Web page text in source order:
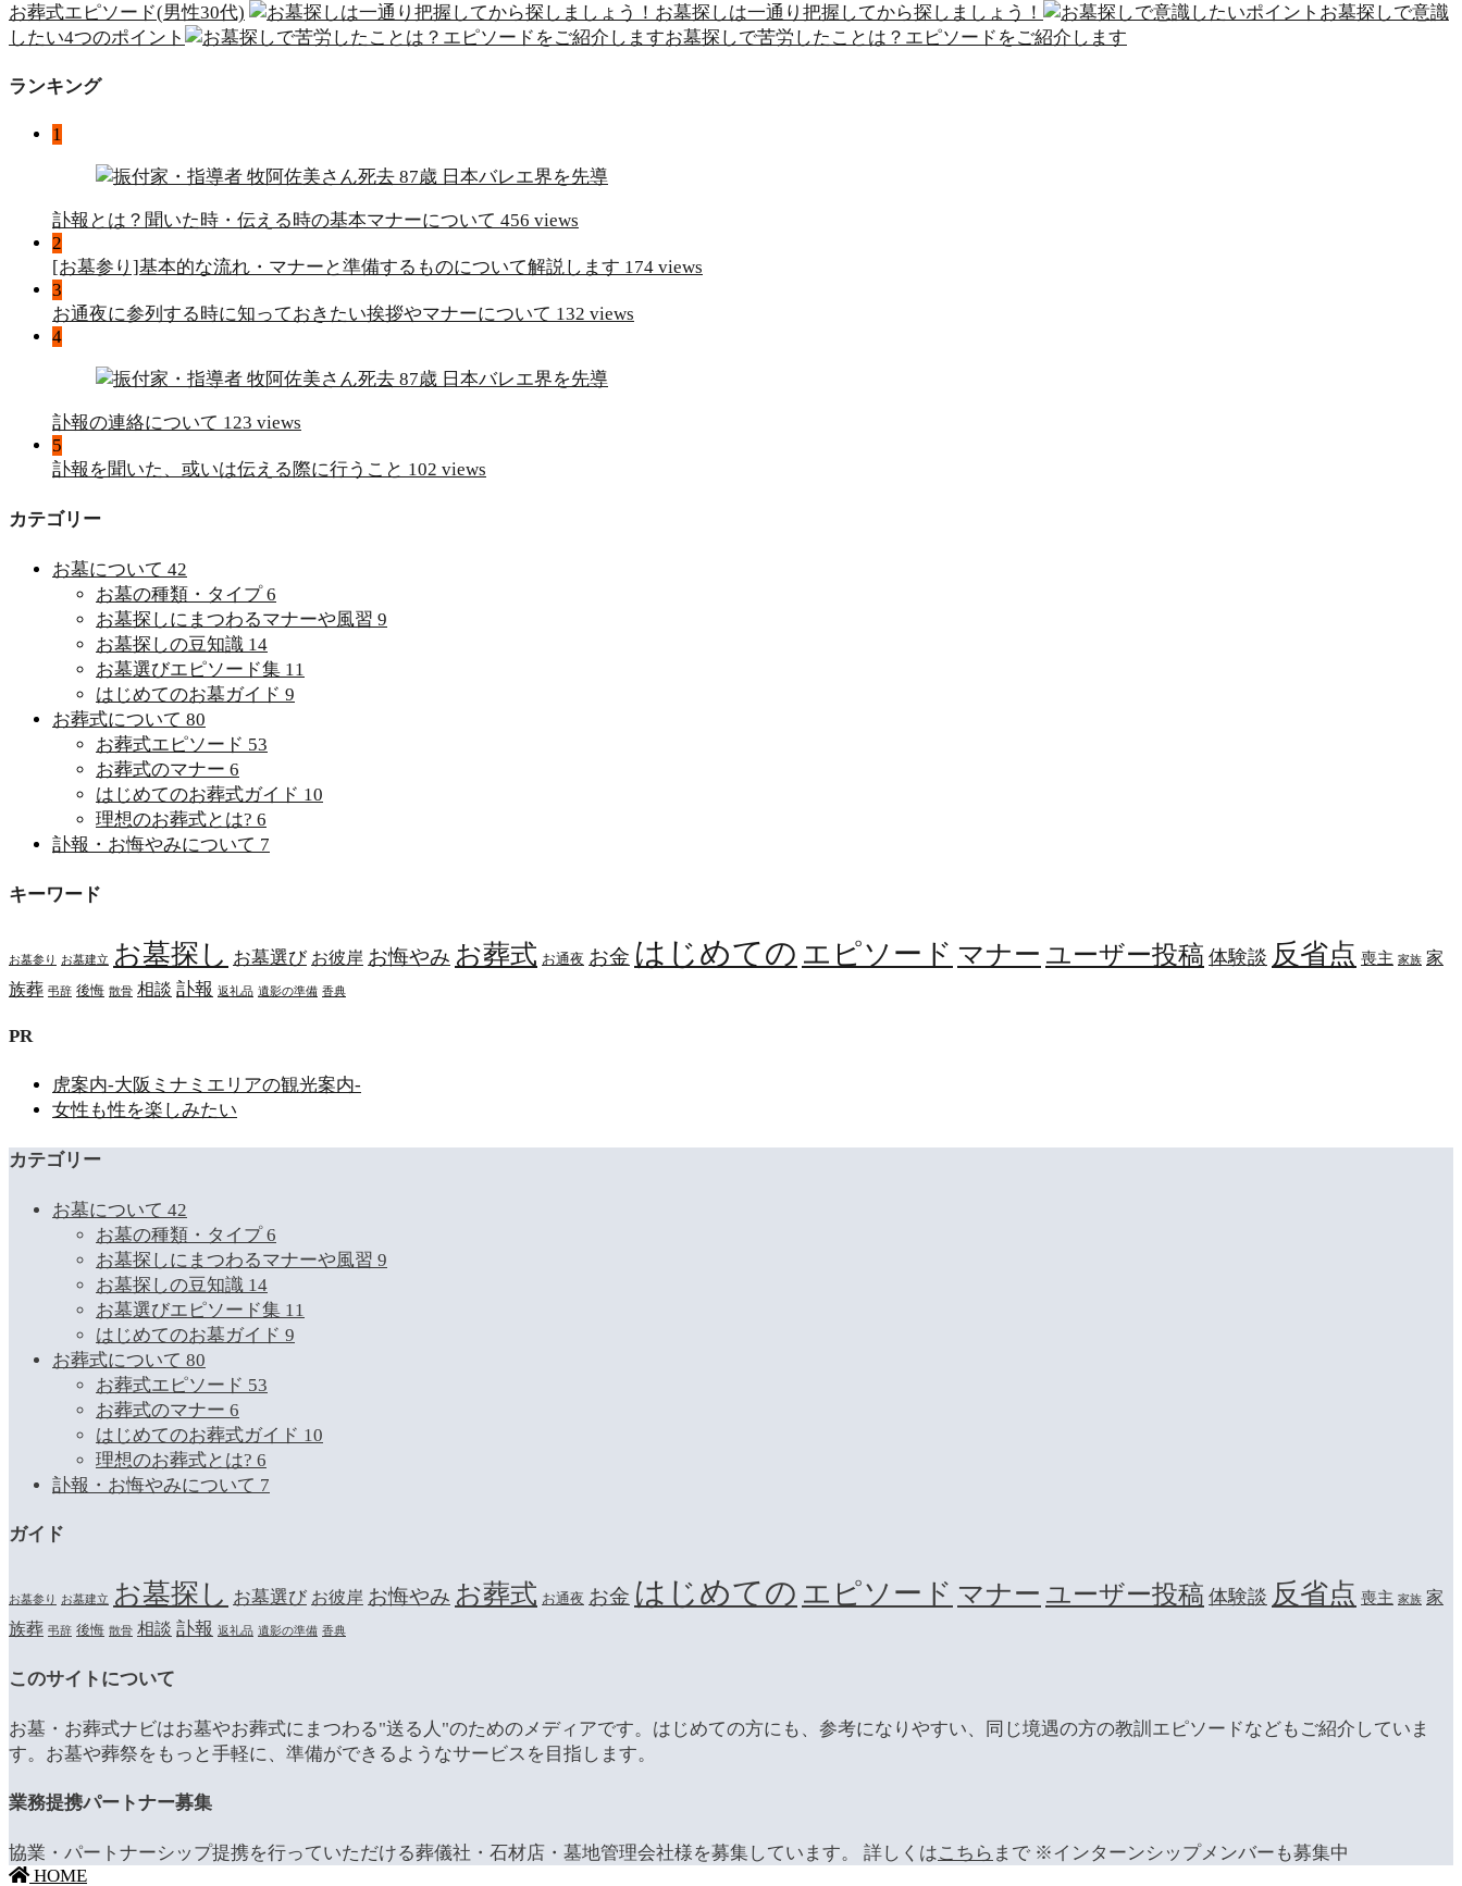
お葬式エピソード(男性30代)
お墓探しは一通り把握してから探しましょう！
お墓探しで意識
したい4つのポイント
お墓探しで苦労したことは？エピソードをご紹介します
ランキング
1
訃報とは？聞いた時・伝える時の基本マナーについて 456 views
2
[お墓参り]基本的な流れ・マナーと準備するものについて解説します 174 views
3
お通夜に参列する時に知っておきたい挨拶やマナーについて 132 views
4
訃報の連絡について 123 views
5
訃報を聞いた、或いは伝える際に行うこと 102 views
カテゴリー
お墓について 42
お墓の種類・タイプ6
お墓探しにまつわるマナーや風習 9
お墓探しの豆知識 14
お墓選びエピソード集 11
はじめてのお墓ガイド 9
お葬式について 80
お葬式エピソード 53
お葬式のマナー 6
はじめてのお葬式ガイド 10
理想のお葬式とは? 6
訃報・お悔やみについて 7
キーワード
お墓参り お墓建立 お墓探し お墓選び お彼岸 お悔やみ お葬式 お通夜 お金 はじめての エピソード マナー ユーザー投稿 体験談 反省点 喪主 家族 家
族葬 弔辞 後悔 散骨 相談 訃報 返礼品 遺影の準備 香典
PR
虎案内-大阪ミナミエリアの観光案内-
女性も性を楽しみたい
カテゴリー
お墓について 42
お墓の種類・タイプ6
お墓探しにまつわるマナーや風習 9
お墓探しの豆知識 14
お墓選びエピソード集 11
はじめてのお墓ガイド 9
お葬式について 80
お葬式エピソード 53
お葬式のマナー 6
はじめてのお葬式ガイド 10
理想のお葬式とは? 6
訃報・お悔やみについて 7
ガイド
お墓参り お墓建立 お墓探し お墓選び お彼岸 お悔やみ お葬式 お通夜 お金 はじめての エピソード マナー ユーザー投稿 体験談 反省点 喪主 家族 家
族葬 弔辞 後悔 散骨 相談 訃報 返礼品 遺影の準備 香典
このサイトについて
お墓・お葬式ナビはお墓やお葬式にまつわる"送る人"のためのメディアです。はじめての方にも、参考になりやすい、同じ境遇の方の教訓エピソードなどもご紹介していま
す。お墓や葬祭をもっと手軽に、準備ができるようなサービスを目指します。
業務提携パートナー募集
協業・パートナーシップ提携を行っていただける葬儀社・石材店・墓地管理会社様を募集しています。 詳しくはこちら まで ※インターンシップメンバーも募集中
HOME